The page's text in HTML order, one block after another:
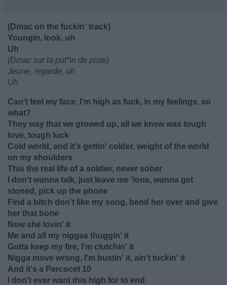
(Dmac on the fuckin' track)
Youngin, look, uh
Uh
(Dmac sur la put*in de piste)
Jeune, regarde, uh
Uh
Can't feel my face, I'm high as fuck, in my feelings, so
what?
They way that we growed up, all we knew was tough
love, tough luck
Cold world, and it's gettin' colder, weight of the world
on my shoulders
This the real life of a soldier, never sober
I don't wanna talk, just leave me 'lone, wanna get
stoned, pick up the phone
Find a bitch don't like my song, bend her over and give
her that bone
Now she lovin' it
Me and all my niggas thuggin' it
Gotta keep my fire, I'm clutchin' it
Nigga move wrong, I'm bustin' it, ain't tuckin' it
And it's a Percocet 10
I don't ever want this high for to end